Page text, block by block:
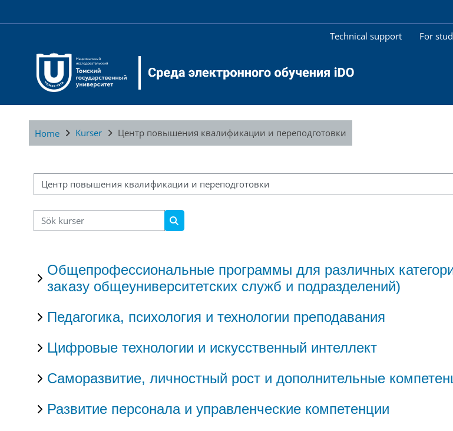
Technical support For
Home Kurser Центр повышения квалификации и переподготовки
Kurskategorier
Sök kurser
Sök kurser
Общепрофессиональные программы для различных
заказу общеуниверситетских служб и подразделений)
Педагогика, психология и технологии преподавания
Цифровые технологии и искусственный интеллект
Саморазвитие, личностный рост и дополнительные
Развитие персонала и управленческие компетенции